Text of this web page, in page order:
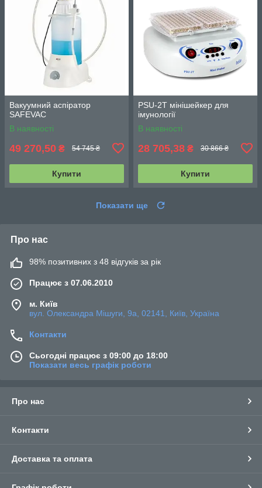
Вакуумний аспіратор
SAFEVAC
В наявності
49 270,50 ₴ 54 745 ₴
Купити
PSU-2T мінішейкер для
імунології
В наявності
28 705,38 ₴ 30 866 ₴
Купити
Показати ще
Про нас
98% позитивних з 48 відгуків за рік
Працює з 07.06.2010
м. Київ
вул. Олександра Мішуги, 9а, 02141, Київ, Україна
Контакти
Сьогодні працює з 09:00 до 18:00
Показати весь графік роботи
Про нас
Контакти
Доставка та оплата